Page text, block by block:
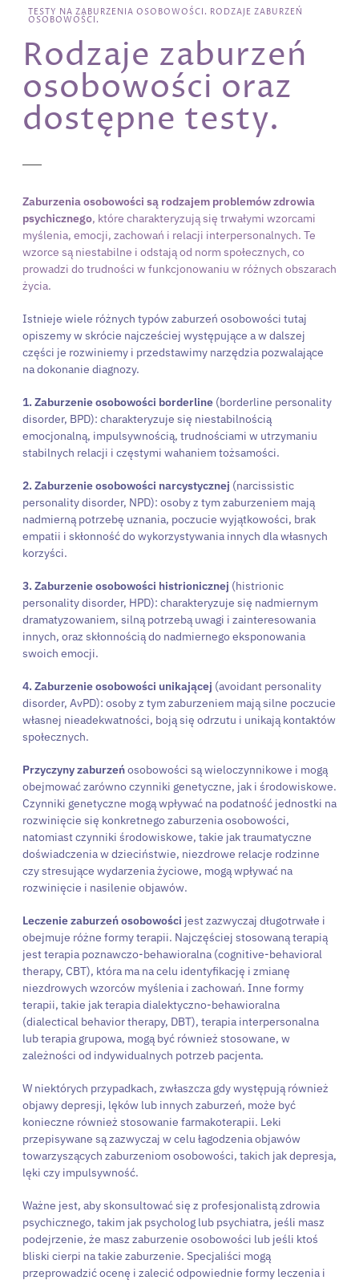
TESTY NA ZABURZENIA OSOBOWOŚCI. RODZAJE ZABURZEŃ
OSOBOWOŚCI.
Rodzaje zaburzeń
osobowości oraz
dostępne testy.
Zaburzenia osobowości są rodzajem problemów zdrowia
psychicznego, które charakteryzują się trwałymi wzorcami
myślenia, emocji, zachowań i relacji interpersonalnych. Te
wzorce są niestabilne i odstają od norm społecznych, co
prowadzi do trudności w funkcjonowaniu w różnych obszarach
życia.
Istnieje wiele różnych typów zaburzeń osobowości tutaj
opiszemy w skrócie najcześciej występujące a w dalszej
części je rozwiniemy i przedstawimy narzędzia pozwalające
na dokonanie diagnozy.
1. Zaburzenie osobowości borderline (borderline personality
disorder, BPD): charakteryzuje się niestabilnością
emocjonalną, impulsywnością, trudnościami w utrzymaniu
stabilnych relacji i częstymi wahaniem tożsamości.
2. Zaburzenie osobowości narcystycznej (narcissistic
personality disorder, NPD): osoby z tym zaburzeniem mają
nadmierną potrzebę uznania, poczucie wyjątkowości, brak
empatii i skłonność do wykorzystywania innych dla własnych
korzyści.
3. Zaburzenie osobowości histrionicznej (histrionic
personality disorder, HPD): charakteryzuje się nadmiernym
dramatyzowaniem, silną potrzebą uwagi i zainteresowania
innych, oraz skłonnością do nadmiernego eksponowania
swoich emocji.
4. Zaburzenie osobowości unikającej (avoidant personality
disorder, AvPD): osoby z tym zaburzeniem mają silne poczucie
własnej nieadekwatności, boją się odrzutu i unikają kontaktów
społecznych.
Przyczyny zaburzeńosobowości są wieloczynnikowe i mogą
obejmować zarówno czynniki genetyczne, jak i środowiskowe.
Czynniki genetyczne mogą wpływać na podatność jednostki na
rozwinięcie się konkretnego zaburzenia osobowości,
natomiast czynniki środowiskowe, takie jak traumatyczne
doświadczenia w dzieciństwie, niezdrowe relacje rodzinne
czy stresujące wydarzenia życiowe, mogą wpływać na
rozwinięcie i nasilenie objawów.
Leczenie zaburzeń osobowości jest zazwyczaj długotrwałe i
obejmuje różne formy terapii. Najczęściej stosowaną terapią
jest terapia poznawczo-behawioralna (cognitive-behavioral
therapy, CBT), która ma na celu identyfikację i zmianę
niezdrowych wzorców myślenia i zachowań. Inne formy
terapii, takie jak terapia dialektyczno-behawioralna
(dialectical behavior therapy, DBT), terapia interpersonalna
lub terapia grupowa, mogą być również stosowane, w
zależności od indywidualnych potrzeb pacjenta.
W niektórych przypadkach, zwłaszcza gdy występują również
objawy depresji, lęków lub innych zaburzeń, może być
konieczne również stosowanie farmakoterapii. Leki
przepisywane są zazwyczaj w celu łagodzenia objawów
towarzyszących zaburzeniom osobowości, takich jak depresja,
lęki czy impulsywność.
Ważne jest, aby skonsultować się z profesjonalistą zdrowia
psychicznego, takim jak psycholog lub psychiatra, jeśli masz
podejrzenie, że masz zaburzenie osobowości lub jeśli ktoś
bliski cierpi na takie zaburzenie. Specjaliści mogą
przeprowadzić ocenę i zalecić odpowiednie formy leczenia i